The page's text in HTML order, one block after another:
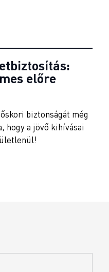
előre
biztonságát még
hogy a jövő kihívásai